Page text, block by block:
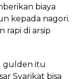
biaya
kepada nagori.
rapi di arsip
gulden itu
Syarikat bisa